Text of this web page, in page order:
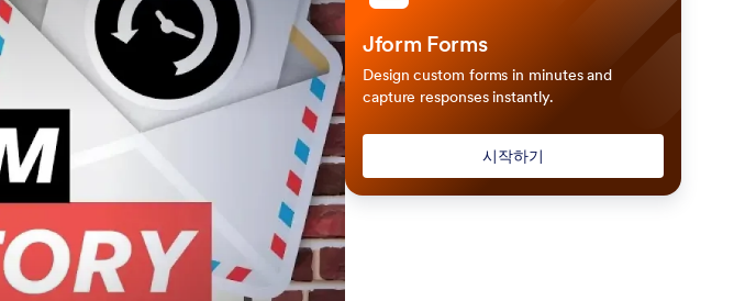
Jform Forms
Design custom forms in minutes and
capture responses instantly.
시작하기